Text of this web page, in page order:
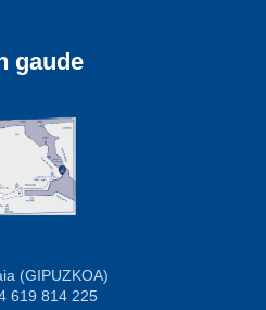
gaude
(GIPUZKOA)
619 814 225